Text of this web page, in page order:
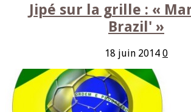
Jipé sur la grille : «
Brazil' »
18 juin 2014 0